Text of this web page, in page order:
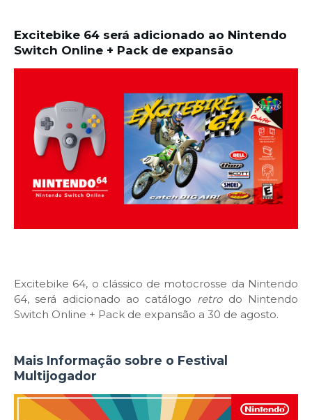
Excitebike 64 será adicionado ao Nintendo
Switch Online + Pack de expansão
Excitebike 64, o clássico de motocrosse da Nintendo
64, será adicionado ao catálogo retro do Nintendo
Switch Online + Pack de expansão a 30 de agosto.
Mais Informação sobre o Festival
Multijogador